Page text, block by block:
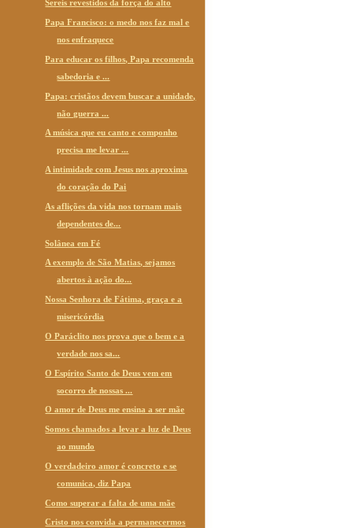
Sereis revestidos da força do alto
Papa Francisco: o medo nos faz mal e
nos enfraquece
Para educar os filhos, Papa recomenda
sabedoria e ...
Papa: cristãos devem buscar a unidade,
não guerra ...
A música que eu canto e componho
precisa me levar ...
A intimidade com Jesus nos aproxima
do coração do Pai
As aflições da vida nos tornam mais
dependentes de...
Solânea em Fé
A exemplo de São Matias, sejamos
abertos à ação do...
Nossa Senhora de Fátima, graça e a
misericórdia
O Paráclito nos prova que o bem e a
verdade nos sa...
O Espírito Santo de Deus vem em
socorro de nossas ...
O amor de Deus me ensina a ser mãe
Somos chamados a levar a luz de Deus
ao mundo
O verdadeiro amor é concreto e se
comunica, diz Papa
Como superar a falta de uma mãe
Cristo nos convida a permanecermos